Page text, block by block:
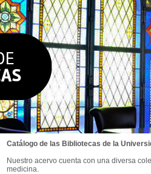
Catálogo de las Bibliotecas de la
Nuestro acervo cuenta con una diversa
medicina.